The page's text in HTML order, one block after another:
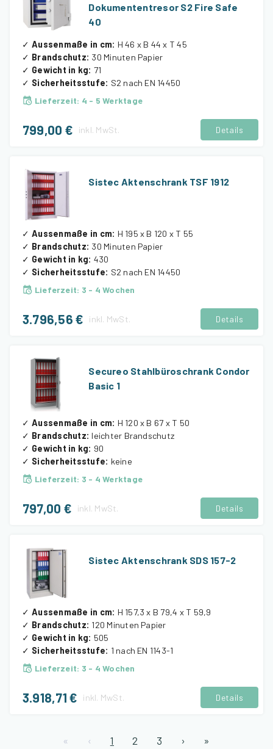
Dokumententresor S2 Fire Safe
40
✓ Aussenmaße in cm: H 46 x B 44 x T 45
✓ Brandschutz: 30 Minuten Papier
✓ Gewicht in kg: 71
✓ Sicherheitsstufe: S2 nach EN 14450
Lieferzeit: 4 - 5 Werktage
799,00 € inkl. MwSt. Details
Sistec Aktenschrank TSF 1912
✓ Aussenmaße in cm: H 195 x B 120 x T 55
✓ Brandschutz: 30 Minuten Papier
✓ Gewicht in kg: 430
✓ Sicherheitsstufe: S2 nach EN 14450
Lieferzeit: 3 - 4 Wochen
3.796,56 € inkl. MwSt. Details
Secureo Stahlbüroschrank Condor
Basic 1
✓ Aussenmaße in cm: H 120 x B 67 x T 50
✓ Brandschutz: leichter Brandschutz
✓ Gewicht in kg: 90
✓ Sicherheitsstufe: keine
Lieferzeit: 3 - 4 Werktage
797,00 € inkl. MwSt. Details
Sistec Aktenschrank SDS 157-2
✓ Aussenmaße in cm: H 157,3 x B 79,4 x T 59,9
✓ Brandschutz: 120 Minuten Papier
✓ Gewicht in kg: 505
✓ Sicherheitsstufe: 1 nach EN 1143-1
Lieferzeit: 3 - 4 Wochen
3.918,71 € inkl. MwSt. Details
« ‹ 1 2 3 › »